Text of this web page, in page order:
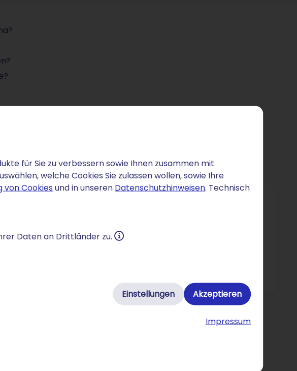
für Sie zu verbessern sowie Ihnen zusammen mit
welche Cookies Sie zulassen wollen, sowie Ihre
von Cookies und in unseren Datenschutzhinweisen. Technisch
Daten an Drittländer zu.
Einstellungen Akzeptieren
Impressum
Sie von der Erfahrung anderer Akteure in Ihrem Bereich.